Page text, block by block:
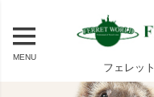
MENU
フェレッ